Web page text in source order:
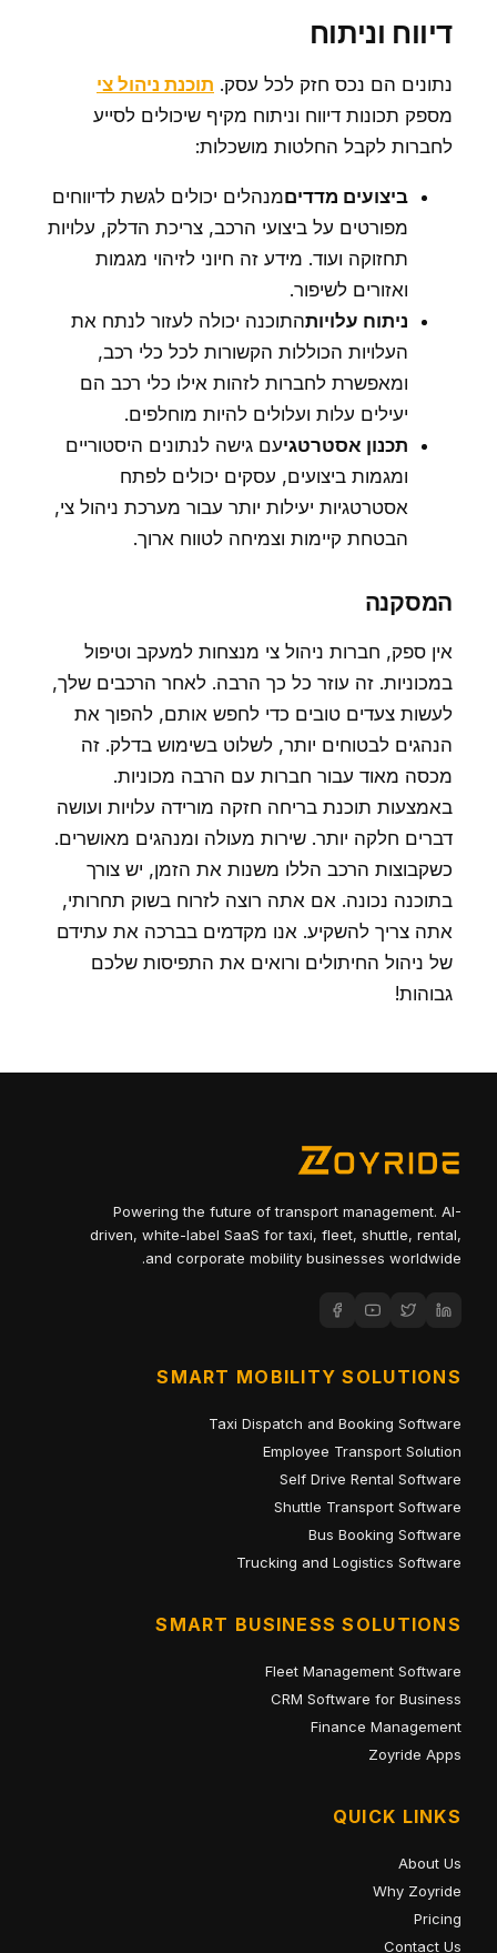
דיווח וניתוח
נתונים הם נכס חזק לכל עסק. תוכנת ניהול צי
מספק תכונות דיווח וניתוח מקיף שיכולים לסייע
לחברות לקבל החלטות מושכלות:
ביצועים מדדיםמנהלים יכולים לגשת לדיווחים
מפורטים על ביצועי הרכב, צריכת הדלק, עלויות
תחזוקה ועוד. מידע זה חיוני לזיהוי מגמות
ואזורים לשיפור.
ניתוח עלויותהתוכנה יכולה לעזור לנתח את
העלויות הכוללות הקשורות לכל כלי רכב,
ומאפשרת לחברות לזהות אילו כלי רכב הם
יעילים עלות ועלולים להיות מוחלפים.
תכנון אסטרטגיעם גישה לנתונים היסטוריים
ומגמות ביצועים, עסקים יכולים לפתח
אסטרטגיות יעילות יותר עבור מערכת ניהול צי,
הבטחת קיימות וצמיחה לטווח ארוך.
המסקנה
אין ספק, חברות ניהול צי מנצחות למעקב וטיפול
במכוניות. זה עוזר כל כך הרבה. לאחר הרכבים שלך,
לעשות צעדים טובים כדי לחפש אותם, להפוך את
הנהגים לבטוחים יותר, לשלוט בשימוש בדלק. זה
מכסה מאוד עבור חברות עם הרבה מכוניות.
באמצעות תוכנת בריחה חזקה מורידה עלויות ועושה
דברים חלקה יותר. שירות מעולה ומנהגים מאושרים.
כשקבוצות הרכב הללו משנות את הזמן, יש צורך
בתוכנה נכונה. אם אתה רוצה לזרוח בשוק תחרותי,
אתה צריך להשקיע. אנו מקדמים בברכה את עתידם
של ניהול החיתולים ורואים את התפיסות שלכם
גבוהות!
Powering the future of transport management. AI-
driven, white-label SaaS for taxi, fleet, shuttle, rental,
and corporate mobility businesses worldwide.
SMART MOBILITY SOLUTIONS
Taxi Dispatch and Booking Software
Employee Transport Solution
Self Drive Rental Software
Shuttle Transport Software
Bus Booking Software
Trucking and Logistics Software
SMART BUSINESS SOLUTIONS
Fleet Management Software
CRM Software for Business
Finance Management
Zoyride Apps
QUICK LINKS
About Us
Why Zoyride
Pricing
Contact Us